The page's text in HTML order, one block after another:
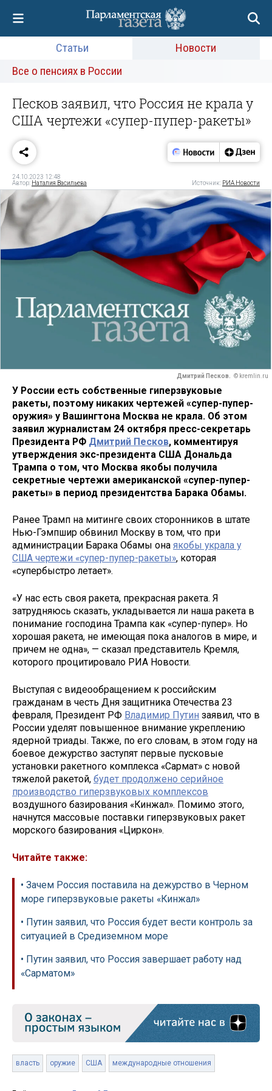
Статьи
Новости
Все о пенсиях в России
Песков заявил, что Россия не крала у
США чертежи «супер-пупер-ракеты»
24.10.2023 12:48
Автор: Наталия Васильева Источник: РИА Новости
Дмитрий Песков. © kremlin.ru
У России есть собственные гиперзвуковые
ракеты, поэтому никаких чертежей «супер-пупер-
оружия» у Вашингтона Москва не крала. Об этом
заявил журналистам 24 октября пресс-секретарь
Президента РФ Дмитрий Песков, комментируя
утверждения экс-президента США Дональда
Трампа о том, что Москва якобы получила
секретные чертежи американской «супер-пупер-
ракеты» в период президентства Барака Обамы.
Ранее Трамп на митинге своих сторонников в штате
Нью-Гэмпшир обвинил Москву в том, что при
администрации Барака Обамы она якобы украла у
США чертежи «супер-пупер-ракеты», которая
«супербыстро летает».
«У нас есть своя ракета, прекрасная ракета. Я
затрудняюсь сказать, укладывается ли наша ракета в
понимание господина Трампа как «супер-пупер». Но
хорошая ракета, не имеющая пока аналогов в мире, и
причем не одна», — сказал представитель Кремля,
которого процитировало РИА Новости.
Выступая с видеообращением к российским
гражданам в честь Дня защитника Отечества 23
февраля, Президент РФ Владимир Путин заявил, что в
России уделят повышенное внимание укреплению
ядерной триады. Также, по его словам, в этом году на
боевое дежурство заступят первые пусковые
установки ракетного комплекса «Сармат» с новой
тяжелой ракетой, будет продолжено серийное
производство гиперзвуковых комплексов
воздушного базирования «Кинжал». Помимо этого,
начнутся массовые поставки гиперзвуковых ракет
морского базирования «Циркон».
Читайте также:
• Зачем Россия поставила на дежурство в Черном
море гиперзвуковые ракеты «Кинжал»
• Путин заявил, что Россия будет вести контроль за
ситуацией в Средиземном море
• Путин заявил, что Россия завершает работу над
«Сарматом»
власть оружие США международные отношения